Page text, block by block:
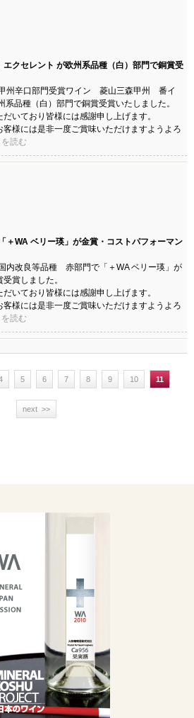
クセレント が欧州系品種（白）部門で銅賞受
州辛口部門受賞ワイン 菱山三森甲州 番イ
系品種（白）部門で銅賞受賞いたしました。
いており皆様には感謝申し上げます。
客様には是非一度ご賞味いただけますようよろ
を読む
＋WA ベリー瑛」が金賞・コストパフォーマン
内改良等品種 赤部門で「＋WA ベリー瑛」が
賞しました。
いており皆様には感謝申し上げます。
客様には是非一度ご賞味いただけますようよろ
を読む
5 6 7 8 9 10 11
next >>